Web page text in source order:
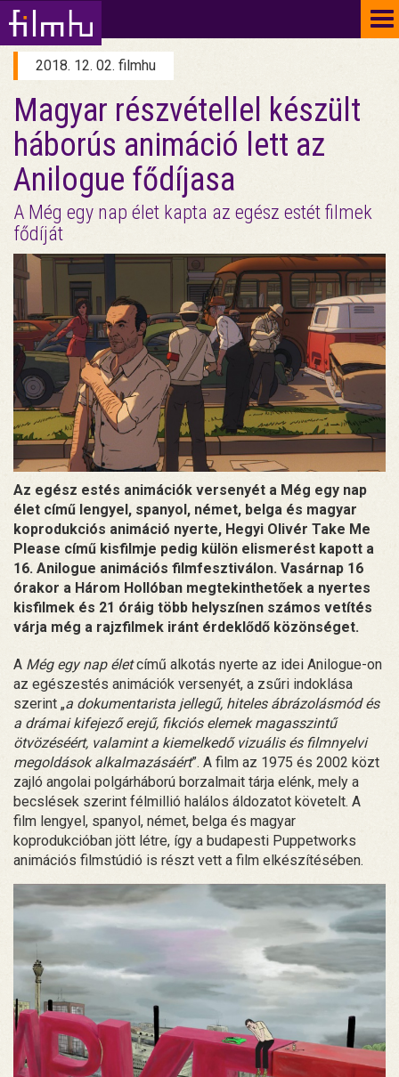
2018. 12. 02. filmhu
Magyar részvétellel készült
háborús animáció lett az
Anilogue fődíjasa
A Még egy nap élet kapta az egész estét filmek
fődíját
Az egész estés animációk versenyét a Még egy nap
élet című lengyel, spanyol, német, belga és magyar
koprodukciós animáció nyerte, Hegyi Olivér Take Me
Please című kisfilmje pedig külön elismerést kapott a
16. Anilogue animációs filmfesztiválon. Vasárnap 16
órakor a Három Hollóban megtekinthetőek a nyertes
kisfilmek és 21 óráig több helyszínen számos vetítés
várja még a rajzfilmek iránt érdeklődő közönséget.
A Még egy nap életcímű alkotás nyerte az idei Anilogue-on
az egészestés animációk versenyét, a zsűri indoklása
szerint „a dokumentarista jellegű, hiteles ábrázolásmód és
a drámai kifejező erejű, fikciós elemek magasszintű
ötvözéséért, valamint a kiemelkedő vizuális és filmnyelvi
megoldások alkalmazásáért”. A film az 1975 és 2002 közt
zajló angolai polgárháború borzalmait tárja elénk, mely a
becslések szerint félmillió halálos áldozatot követelt. A
film lengyel, spanyol, német, belga és magyar
koprodukcióban jött létre, így a budapesti Puppetworks
animációs filmstúdió is részt vett a film elkészítésében.